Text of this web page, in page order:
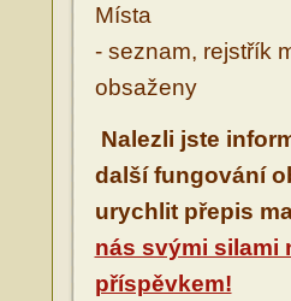
Místa
- seznam, rejstřík
obsaženy
Nalezli jste
další fungování
urychlit přepis
nás svými silami
příspěvkem!